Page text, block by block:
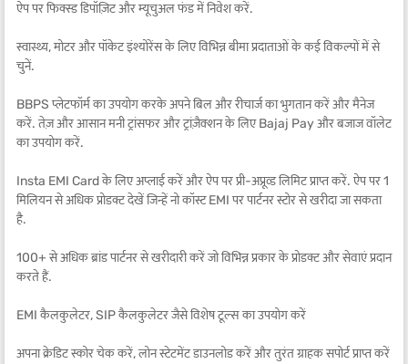
ऐप पर फिक्स्ड डिपॉज़िट और म्यूचुअल फंड में निवेश करें.
स्वास्थ्य, मोटर और पॉकेट इंश्योरेंस के लिए विभिन्न बीमा प्रदाताओं के कई विकल्पों में से
चुनें.
BBPS प्लेटफॉर्म का उपयोग करके अपने बिल और रीचार्ज का भुगतान करें और मैनेज
करें. तेज़ और आसान मनी ट्रांसफर और ट्रांज़ैक्शन के लिए Bajaj Pay और बजाज वॉलेट
का उपयोग करें.
Insta EMI Card के लिए अप्लाई करें और ऐप पर प्री-अप्रूव्ड लिमिट प्राप्त करें. ऐप पर 1
मिलियन से अधिक प्रोडक्ट देखें जिन्हें नो कॉस्ट EMI पर पार्टनर स्टोर से खरीदा जा सकता
है.
100+ से अधिक ब्रांड पार्टनर से खरीदारी करें जो विभिन्न प्रकार के प्रोडक्ट और सेवाएं प्रदान
करते हैं.
EMI कैलकुलेटर, SIP कैलकुलेटर जैसे विशेष टूल्स का उपयोग करें
अपना क्रेडिट स्कोर चेक करें, लोन स्टेटमेंट डाउनलोड करें और तुरंत ग्राहक सपोर्ट प्राप्त करें